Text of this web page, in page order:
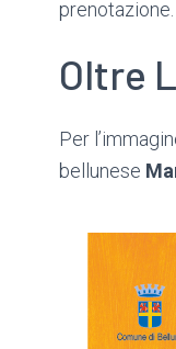
prenotazione.
Oltre
Per
bellunese